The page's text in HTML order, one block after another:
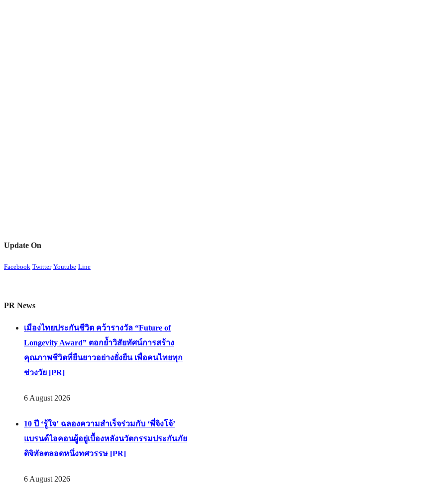
Update On
Facebook Twitter Youtube Line
PR News
เมืองไทยประกันชีวิต คว้ารางวัล “Future of
Longevity Award” ตอกย้ำวิสัยทัศน์การสร้าง
คุณภาพชีวิตที่ยืนยาวอย่างยั่งยืน เพื่อคนไทยทุก
ช่วงวัย [PR]
6 August 2026
10 ปี ‘รู้ใจ’ ฉลองความสำเร็จร่วมกับ ‘พี่จิงโจ้’
แบรนด์ไอคอนผู้อยู่เบื้องหลังนวัตกรรมประกันภัย
ดิจิทัลตลอดหนึ่งทศวรรษ [PR]
6 August 2026